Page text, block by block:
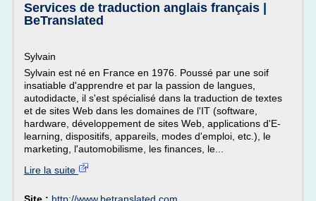
Services de traduction anglais français |
BeTranslated
Sylvain
Sylvain est né en France en 1976. Poussé par une soif
insatiable d'apprendre et par la passion de langues,
autodidacte, il s'est spécialisé dans la traduction de textes
et de sites Web dans les domaines de l'IT (software,
hardware, développement de sites Web, applications d'E-
learning, dispositifs, appareils, modes d'emploi, etc.), le
marketing, l'automobilisme, les finances, le...
Lire la suite